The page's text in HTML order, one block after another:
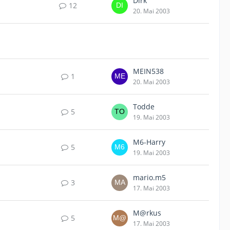
12
20. Mai 2003
1
MEIN538
20. Mai 2003
5
Todde
19. Mai 2003
5
M6-Harry
19. Mai 2003
3
mario.m5
17. Mai 2003
5
M@rkus
17. Mai 2003